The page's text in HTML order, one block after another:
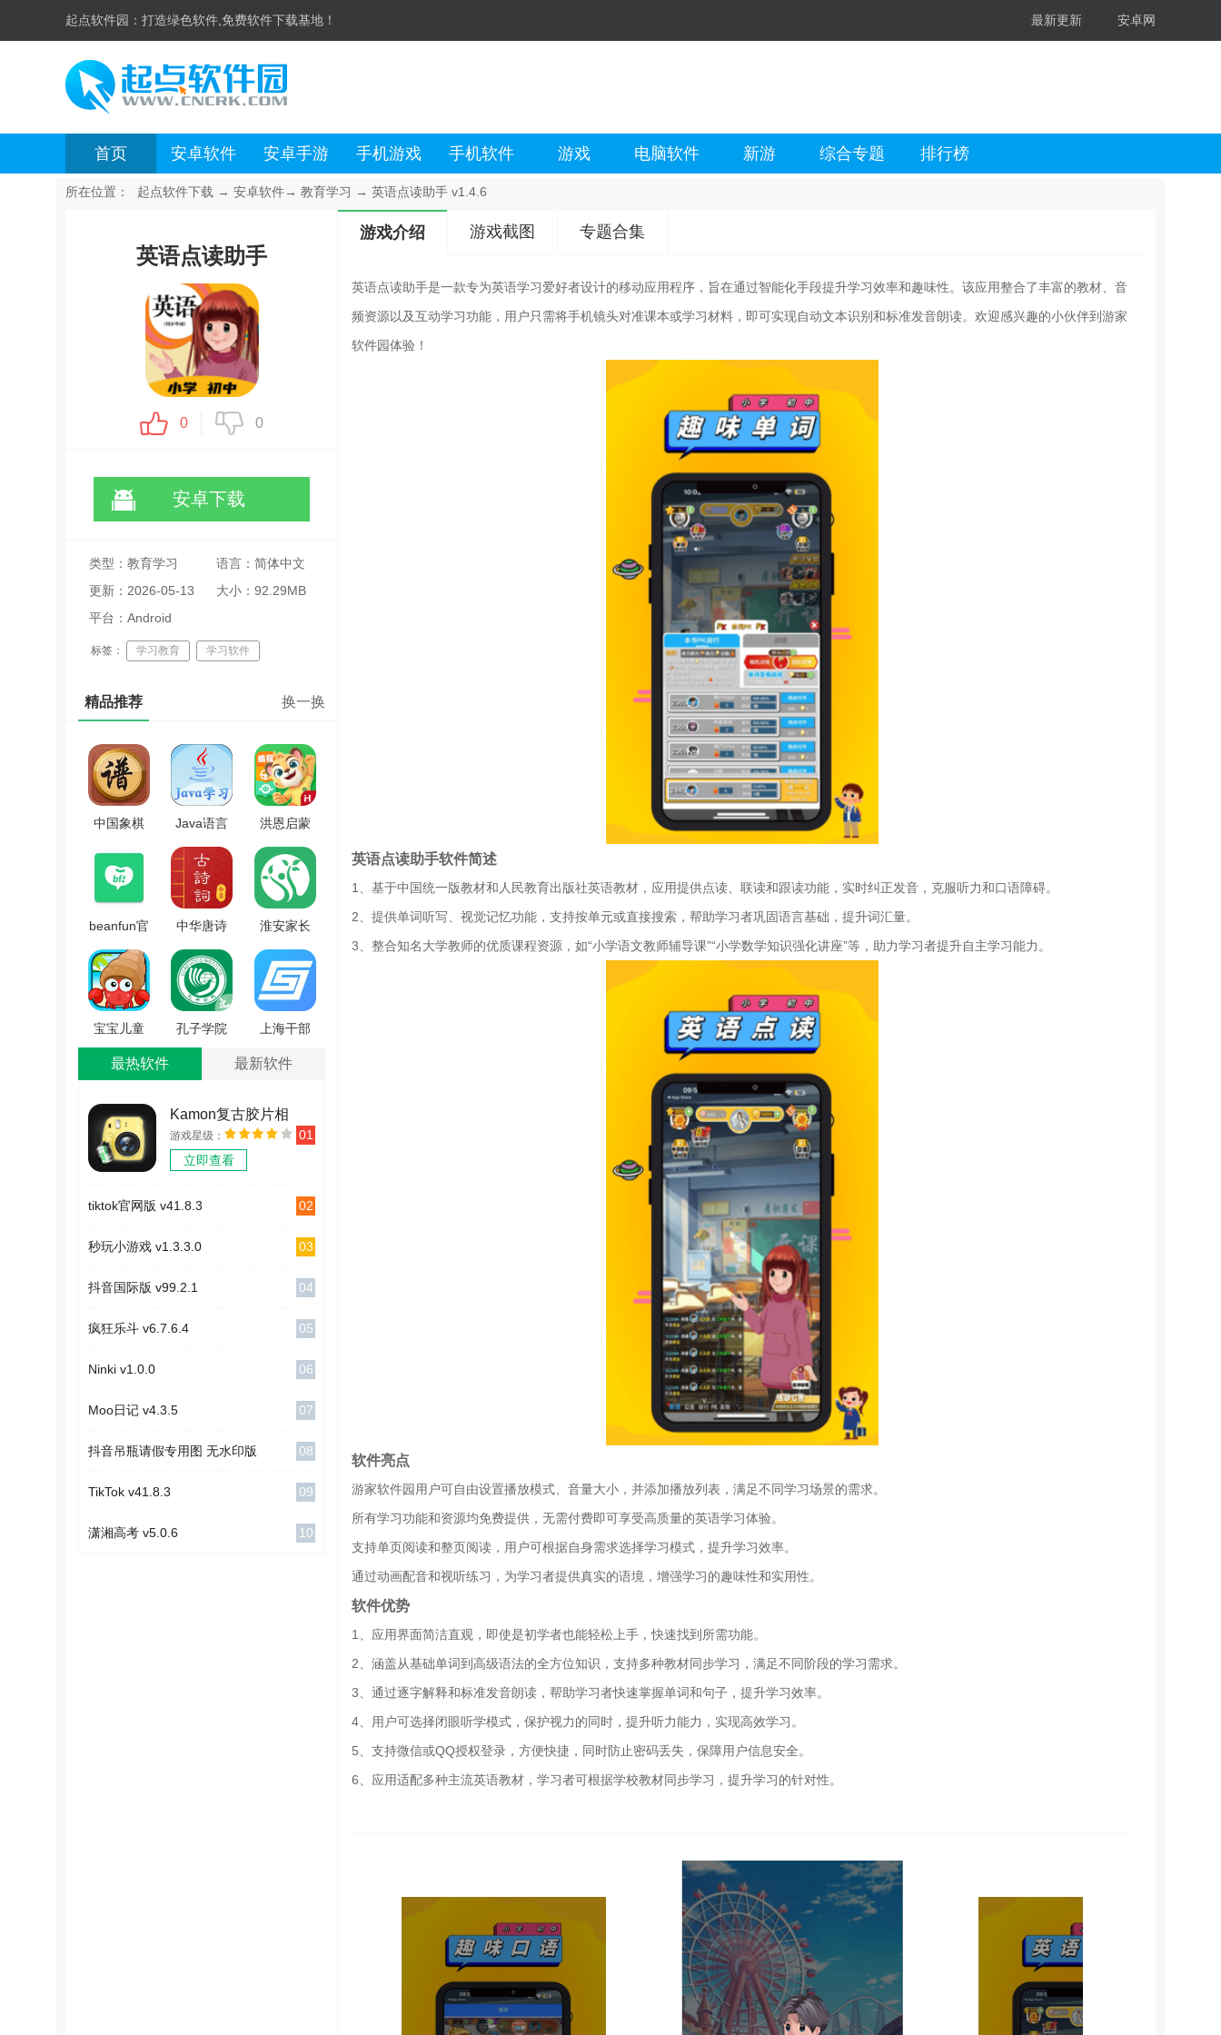
起点软件园： 打造绿色软件,免费软件下载基地！ 最新更新 安卓网
首页 安卓软件 安卓手游 手机游戏 手机软件 游戏 电脑软件 新游 综合专题 排行榜
所在位置： 起点软件下载 → 安卓软件→ 教育学习 → 英语点读助手 v1.4.6
英语点读助手
0 0
安卓下载
类型：教育学习
语言：简体中文
更新：2026-05-13
18:00:11
大小：92.29MB
平台：Android
标签： 学习教育 学习软件
精品推荐 换一换
中国象棋
版 V59.97
Java语言
学习官方
正版
V5.2.3.1
洪恩启蒙
编程官方
最新版
V2.7.5
beanfun官
方正版
V2.0.21
中华唐诗
宋词官方
最新版
V1.2.6
淮安家长
网官方版
V1.0.3
宝宝儿童
海洋王国
安卓版
孔子学院
手机免费
上海干部
最热软件 最新软件
Kamon复古胶片相
机 v2.2.2
游戏星级：
立即查看
01
tiktok官网版 v41.8.3 02
秒玩小游戏 v1.3.3.0 03
抖音国际版 v99.2.1 04
疯狂乐斗 v6.7.6.4 05
Ninki v1.0.0 06
Moo日记 v4.3.5 07
抖音吊瓶请假专用图 无水印版 08
TikTok v41.8.3 09
潇湘高考 v5.0.6 10
游戏介绍 游戏截图 专题合集
英语点读助手是一款专为英语学习爱好者设计的移动应用程序，旨在通过智能化手段提升学习效率和趣味性。该应用整合了丰富的教材、音
频资源以及互动学习功能，用户只需将手机镜头对准课本或学习材料，即可实现自动文本识别和标准发音朗读。欢迎感兴趣的小伙伴到游家
软件园体验！
英语点读助手软件简述
1、基于中国统一版教材和人民教育出版社英语教材，应用提供点读、联读和跟读功能，实时纠正发音，克服听力和口语障碍。
2、提供单词听写、视觉记忆功能，支持按单元或直接搜索，帮助学习者巩固语言基础，提升词汇量。
3、整合知名大学教师的优质课程资源，如“小学语文教师辅导课”“小学数学知识强化讲座”等，助力学习者提升自主学习能力。
软件亮点
游家软件园用户可自由设置播放模式、音量大小，并添加播放列表，满足不同学习场景的需求。
所有学习功能和资源均免费提供，无需付费即可享受高质量的英语学习体验。
支持单页阅读和整页阅读，用户可根据自身需求选择学习模式，提升学习效率。
通过动画配音和视听练习，为学习者提供真实的语境，增强学习的趣味性和实用性。
软件优势
1、应用界面简洁直观，即使是初学者也能轻松上手，快速找到所需功能。
2、涵盖从基础单词到高级语法的全方位知识，支持多种教材同步学习，满足不同阶段的学习需求。
3、通过逐字解释和标准发音朗读，帮助学习者快速掌握单词和句子，提升学习效率。
4、用户可选择闭眼听学模式，保护视力的同时，提升听力能力，实现高效学习。
5、支持微信或QQ授权登录，方便快捷，同时防止密码丢失，保障用户信息安全。
6、应用适配多种主流英语教材，学习者可根据学校教材同步学习，提升学习的针对性。